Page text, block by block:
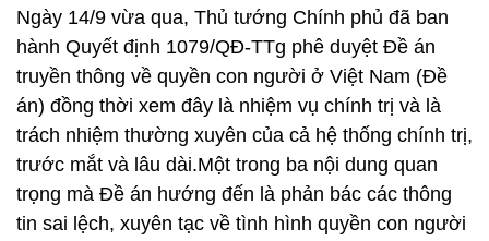
Ngày 14/9 vừa qua, Thủ tướng Chính phủ đã ban
hành Quyết định 1079/QĐ-TTg phê duyệt Đề án
truyền thông về quyền con người ở Việt Nam (Đề
án) đồng thời xem đây là nhiệm vụ chính trị và là
trách nhiệm thường xuyên của cả hệ thống chính trị,
trước mắt và lâu dài.Một trong ba nội dung quan
trọng mà Đề án hướng đến là phản bác các thông
tin sai lệch, xuyên tạc về tình hình quyền con người